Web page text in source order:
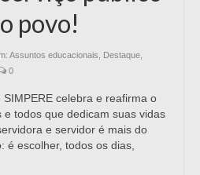
povo!
Assuntos educacionais Destaque
0
celebra e reafirma o
todos que dedicam suas vidas
e servidor é mais do
é escolher, todos os dias,